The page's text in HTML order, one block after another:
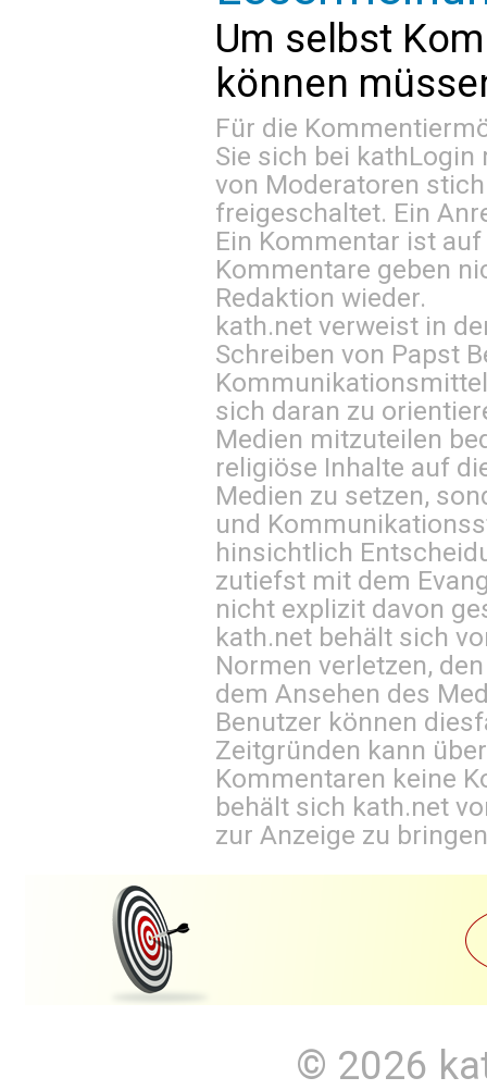
Um selbst
können
Für die
Sie sich bei kathLogin
von Moderatoren
freigeschaltet. Ein
Ein Kommentar ist
Kommentare geben
Redaktion wieder.
kath.net verweist in
Schreiben von Papst
sich daran zu
Medien mitzuteilen
religiöse Inhalte auf
Medien zu setzen,
und
hinsichtlich
zutiefst mit dem
nicht explizit davon
kath.net behält sich
Normen verletzen,
dem Ansehen des
Benutzer können
Zeitgründen kann
Kommentaren keine
behält sich kath.net
zur Anzeige zu
© 2026